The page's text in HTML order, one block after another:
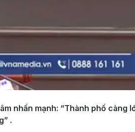
nhấn mạnh: “Thành phố càng
.